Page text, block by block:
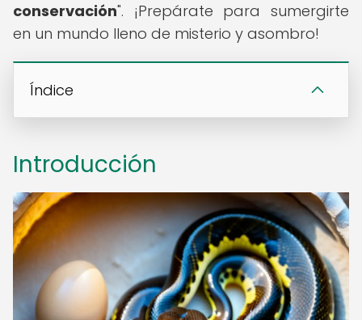
conservación". ¡Prepárate para sumergirte
en un mundo lleno de misterio y asombro!
Índice
Introducción